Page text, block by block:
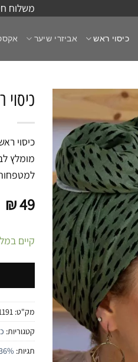
משלוח חינם
כיסוי ראש אביזרי שיער
כיסוי
מומלץ
₪49
קיים
מק"ט:
קטגוריות:
תגיות: 36%